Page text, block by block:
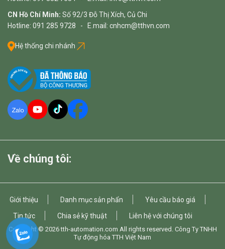
CN Hồ Chí Minh: Số 92/3 Đỗ Thị Xích, Củ Chi
Hotline: 091 285 9728 - E.mail: cnhcm@tthvn.com
Hệ thống chi nhánh
Về chúng tôi:
Giới thiệu Danh mục sản phẩn
Yêu cầu báo giá
Tin tức
Chia sẻ kỹ thuật Liên hệ với chúng tôi
Copyright © 2026tth-automation.com All rights reserved. Công Ty TNHH
Tự động hóa TTH Việt Nam